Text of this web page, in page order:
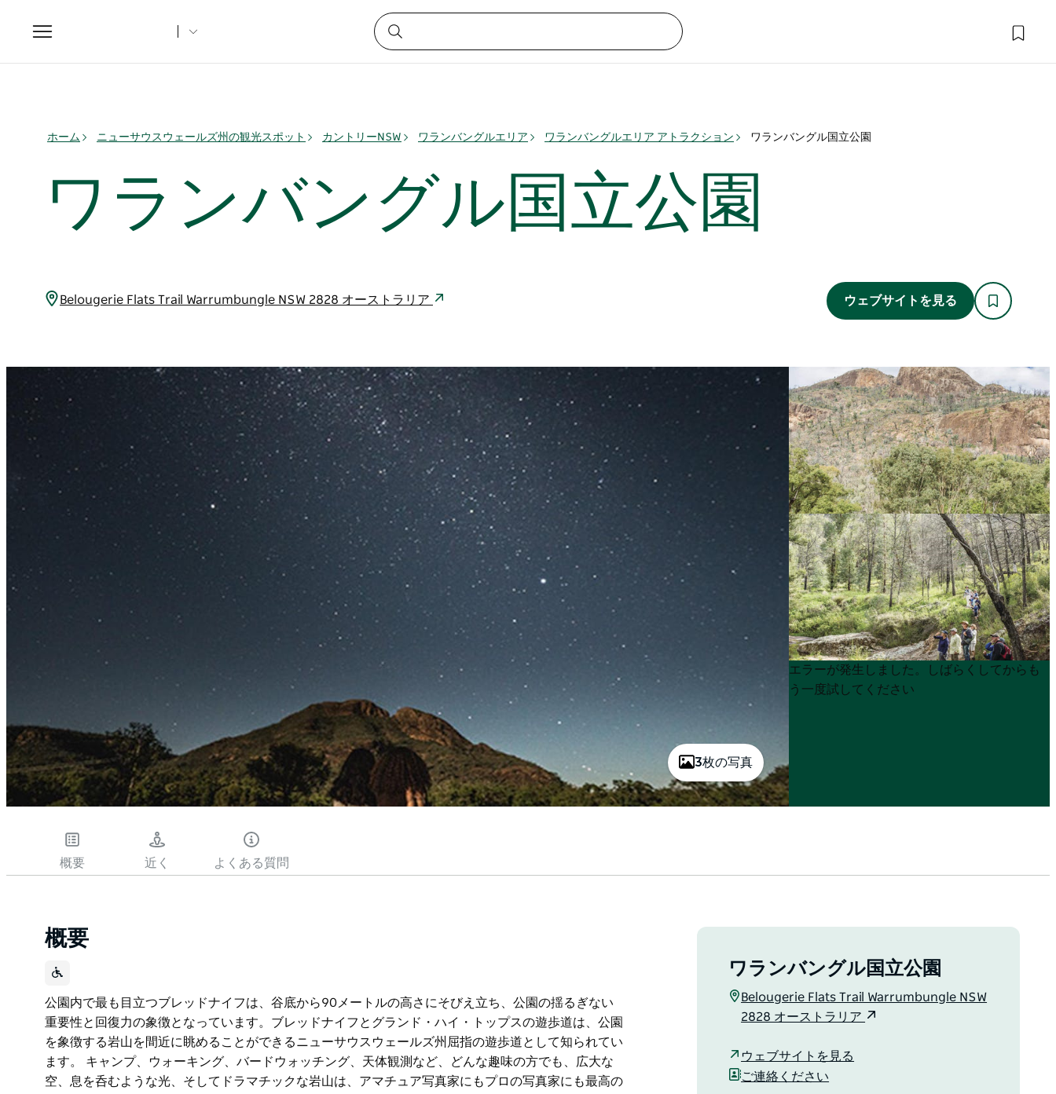
Toggle
navigation
ホーム ニューサウスウェールズ州の観光スポット カントリーNSW ワランバングルエリア ワランバングルエリア アトラクション ワランバングル国立公園
ワランバングル国立公園
Belougerie Flats Trail Warrumbungle NSW 2828 オーストラリア ウェブサイトを見る
3枚の写真
Product
List
Product
List
エラーが発生しました。しばらくしてからも
う一度試してください
概要 近く よくある質問
概要
公園内で最も目立つブレッドナイフは、谷底から90メートルの高さにそびえ立ち、公園の揺るぎない
重要性と回復力の象徴となっています。ブレッドナイフとグランド・ハイ・トップスの遊歩道は、公園
を象徴する岩山を間近に眺めることができるニューサウスウェールズ州屈指の遊歩道として知られてい
ます。 キャンプ、ウォーキング、バードウォッチング、天体観測など、どんな趣味の方でも、広大な
空、息を呑むような光、そしてドラマチックな岩山は、アマチュア写真家にもプロの写真家にも最高の
ワランバングル国立公園
Belougerie Flats Trail Warrumbungle NSW
2828 オーストラリア
ウェブサイトを見る
ご連絡ください